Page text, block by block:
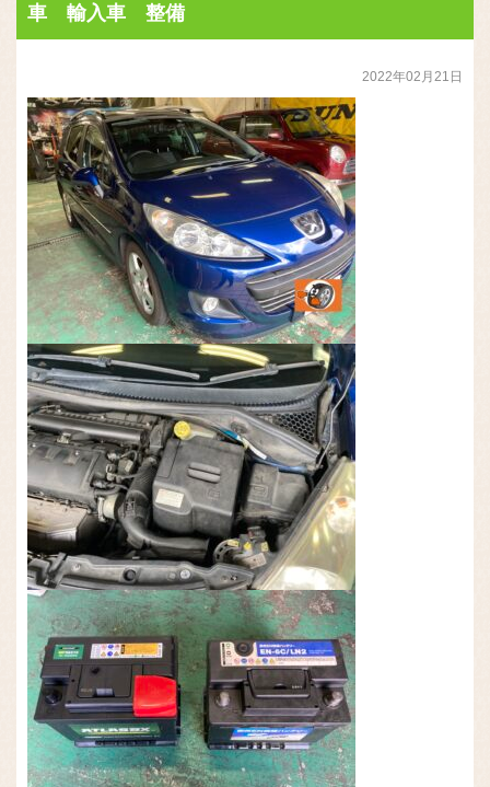
車 輸入車 整備
2022年02月21日